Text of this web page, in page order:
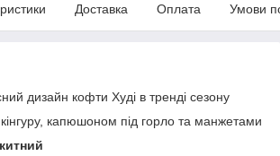
Доставка Оплата Умови
дизайн кофти Худі в тренді сезону
капюшоном під горло та манжетами